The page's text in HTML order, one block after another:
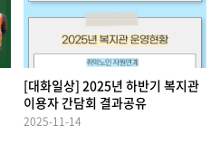
[대화일상] 2025년 하반기 복지관
이용자 간담회 결과공유
2025-11-14